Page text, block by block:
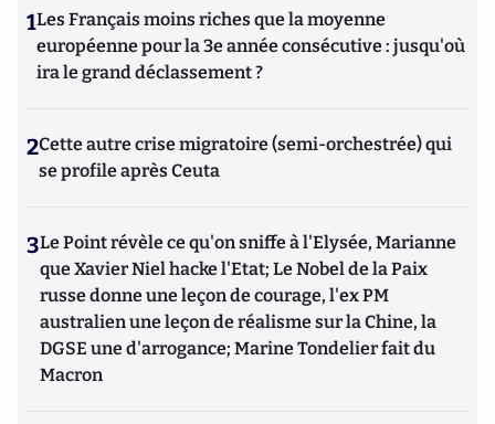
1Les Français moins riches que la moyenne
européenne pour la 3e année consécutive : jusqu'où
ira le grand déclassement ?
2Cette autre crise migratoire (semi-orchestrée) qui
se profile après Ceuta
3Le Point révèle ce qu'on sniffe à l'Elysée, Marianne
que Xavier Niel hacke l'Etat; Le Nobel de la Paix
russe donne une leçon de courage, l'ex PM
australien une leçon de réalisme sur la Chine, la
DGSE une d'arrogance; Marine Tondelier fait du
Macron